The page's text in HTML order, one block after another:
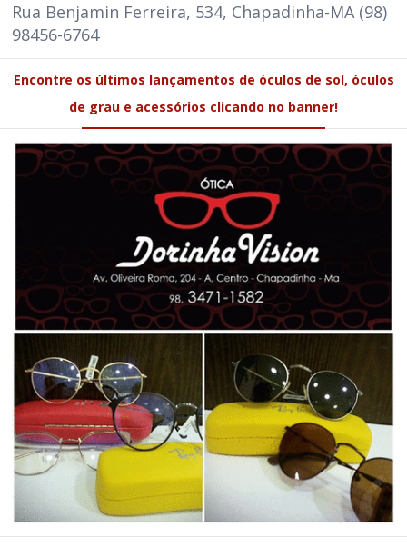
Rua Benjamin Ferreira, 534, Chapadinha-MA (98)
98456-6764
Encontre os últimos lançamentos de óculos de sol, óculos
de grau e acessórios clicando no banner!